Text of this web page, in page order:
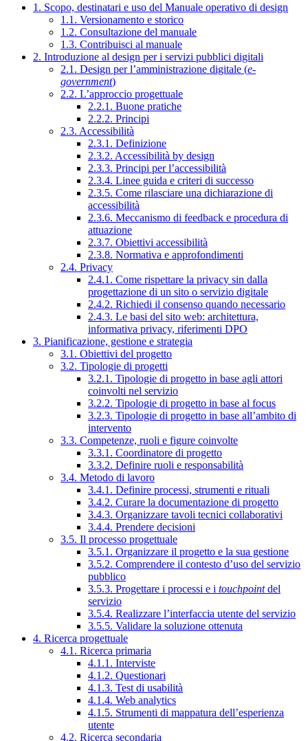
1. Scopo, destinatari e uso del Manuale operativo di design
1.1. Versionamento e storico
1.2. Consultazione del manuale
1.3. Contribuisci al manuale
2. Introduzione al design per i servizi pubblici digitali
2.1. Design per l’amministrazione digitale (e-
government)
2.2. L’approccio progettuale
2.2.1. Buone pratiche
2.2.2. Principi
2.3. Accessibilità
2.3.1. Definizione
2.3.2. Accessibilità by design
2.3.3. Principi per l’accessibilità
2.3.4. Linee guida e criteri di successo
2.3.5. Come rilasciare una dichiarazione di
accessibilità
2.3.6. Meccanismo di feedback e procedura di
attuazione
2.3.7. Obiettivi accessibilità
2.3.8. Normativa e approfondimenti
2.4. Privacy
2.4.1. Come rispettare la privacy sin dalla
progettazione di un sito o servizio digitale
2.4.2. Richiedi il consenso quando necessario
2.4.3. Le basi del sito web: architettura,
informativa privacy, riferimenti DPO
3. Pianificazione, gestione e strategia
3.1. Obiettivi del progetto
3.2. Tipologie di progetti
3.2.1. Tipologie di progetto in base agli attori
coinvolti nel servizio
3.2.2. Tipologie di progetto in base al focus
3.2.3. Tipologie di progetto in base all’ambito di
intervento
3.3. Competenze, ruoli e figure coinvolte
3.3.1. Coordinatore di progetto
3.3.2. Definire ruoli e responsabilità
3.4. Metodo di lavoro
3.4.1. Definire processi, strumenti e rituali
3.4.2. Curare la documentazione di progetto
3.4.3. Organizzare tavoli tecnici collaborativi
3.4.4. Prendere decisioni
3.5. Il processo progettuale
3.5.1. Organizzare il progetto e la sua gestione
3.5.2. Comprendere il contesto d’uso del servizio
pubblico
3.5.3. Progettare i processi e i touchpointdel
servizio
3.5.4. Realizzare l’interfaccia utente del servizio
3.5.5. Validare la soluzione ottenuta
4. Ricerca progettuale
4.1. Ricerca primaria
4.1.1. Interviste
4.1.2. Questionari
4.1.3. Test di usabilità
4.1.4. Web analytics
4.1.5. Strumenti di mappatura dell’esperienza
utente
4.2. Ricerca secondaria